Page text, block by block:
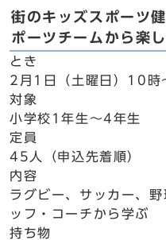
街のキッズスポーツ
ポーツチームから楽
とき
2月1日（土曜日）10
対象
小学校1年生～4年生
定員
45人（申込先着順）
内容
ラグビー、サッカー、
ッフ・コーチから学ぶ
持ち物